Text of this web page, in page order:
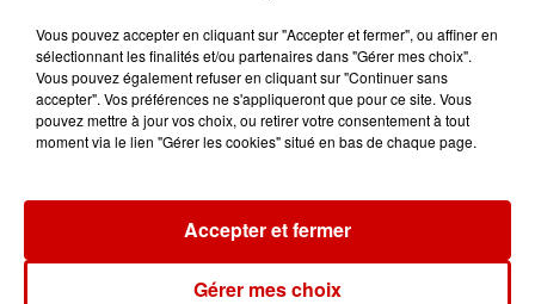
Jeux Voir plus
Vous pouvez accepter en cliquant sur "Accepter et fermer", ou affiner en
sélectionnant les finalités et/ou partenaires dans "Gérer mes choix".
Vous pouvez également refuser en cliquant sur "Continuer sans
accepter". Vos préférences ne s'appliqueront que pour ce site. Vous
pouvez mettre à jour vos choix, ou retirer votre consentement à tout
moment via le lien "Gérer les cookies" situé en bas de chaque page.
Gérer mes choix
Accepter et fermer